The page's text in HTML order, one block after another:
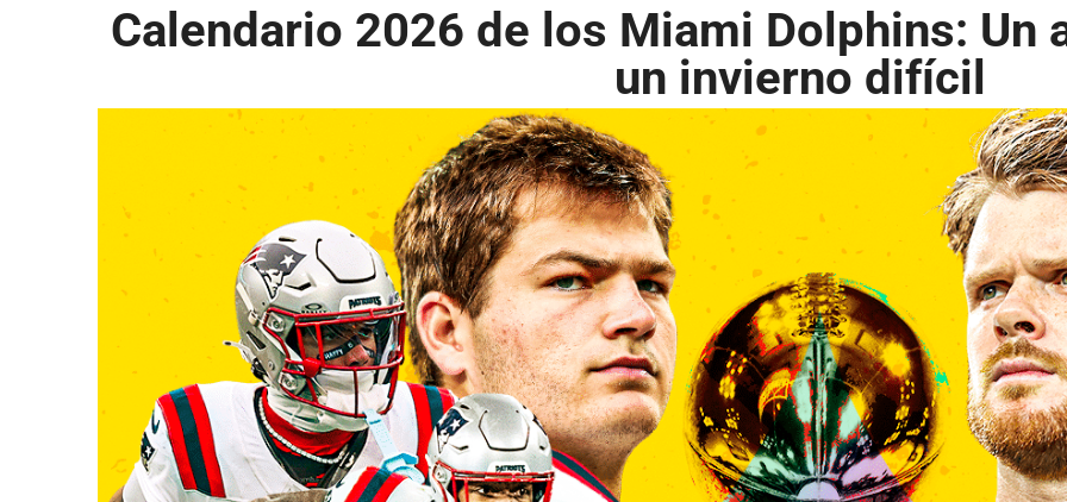
Calendario 2026 de los Miami Dolphins: Un
un invierno difícil